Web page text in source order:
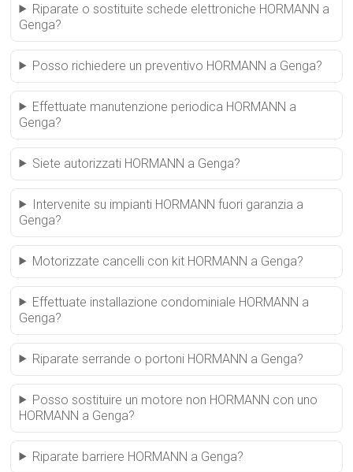
Riparate o sostituite schede elettroniche HORMANN a
Genga?
Posso richiedere un preventivo HORMANN a Genga?
Effettuate manutenzione periodica HORMANN a
Genga?
Siete autorizzati HORMANN a Genga?
Intervenite su impianti HORMANN fuori garanzia a
Genga?
Motorizzate cancelli con kit HORMANN a Genga?
Effettuate installazione condominiale HORMANN a
Genga?
Riparate serrande o portoni HORMANN a Genga?
Posso sostituire un motore non HORMANN con uno
HORMANN a Genga?
Riparate barriere HORMANN a Genga?